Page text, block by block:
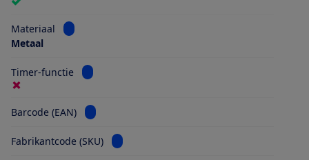
Materiaal
Bekijk informatie voor Materiaal
Metaal
Timer-functie Bekijk informatie voor Timer-functie
Barcode (EAN) Bekijk informatie voor Barcode (EAN)
Fabrikantcode (SKU) Bekijk informatie voor Fabrikantcode (SKU)